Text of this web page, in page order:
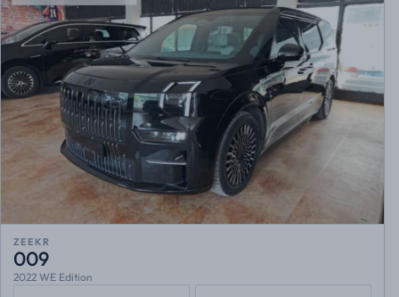
ZEEKR
009
2022 WE Edition